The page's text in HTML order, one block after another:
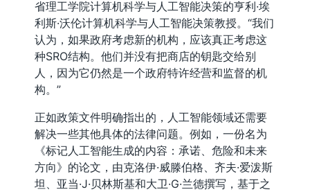
省理工学院计算机科学与人工智能决策的亨利·埃
利斯·沃伦计算机科学与人工智能决策教授。“我们
认为，如果政府考虑新的机构，应该真正考虑这
种SRO结构。他们并没有把商店的钥匙交给别
人，因为它仍然是一个政府特许经营和监督的机
构。”
正如政策文件明确指出的，人工智能领域还需要
解决一些其他具体的法律问题。例如，一份名为
《标记人工智能生成的内容：承诺、危险和未来
方向》的论文，由克洛伊·威滕伯格、齐夫·爱泼斯
坦、亚当·J·贝林斯基和大卫·G·兰德撰写，基于之